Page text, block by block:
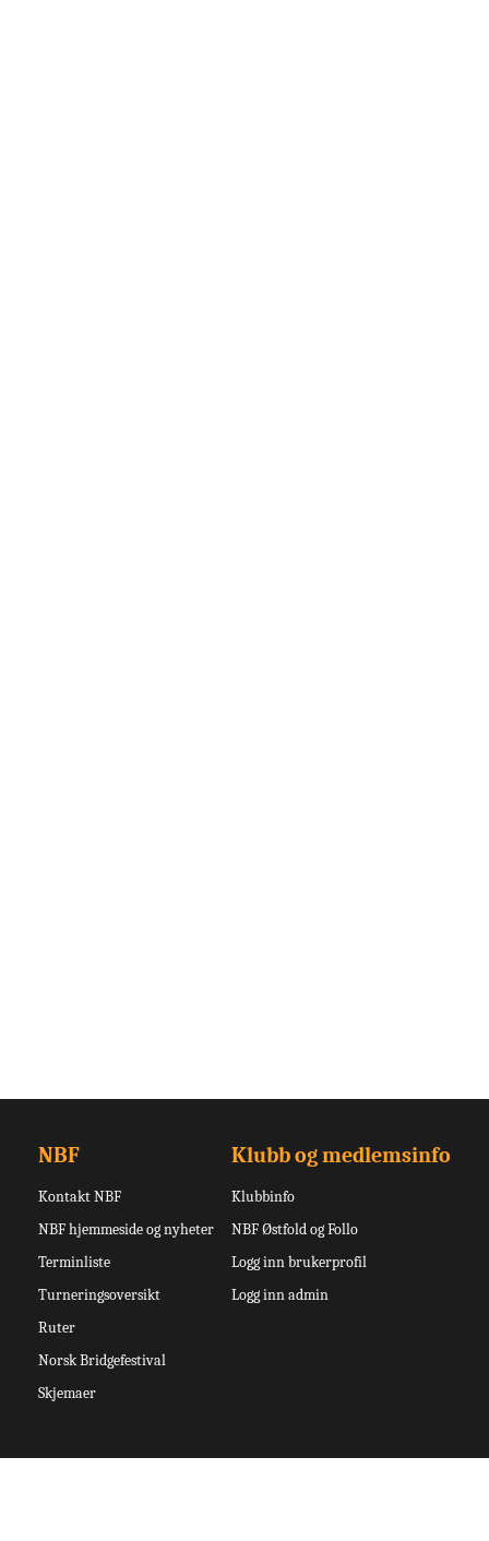
NBF
Kontakt NBF
NBF hjemmeside og nyheter
Terminliste
Turneringsoversikt
Ruter
Norsk Bridgefestival
Skjemaer
Klubb og medlemsinfo
Klubbinfo
NBF Østfold og Follo
Logg inn brukerprofil
Logg inn admin